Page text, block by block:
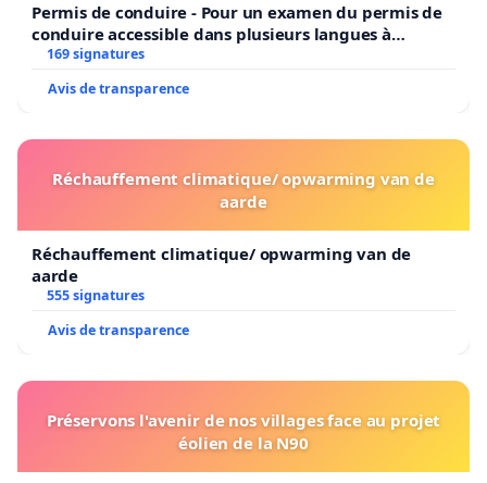
Permis de conduire - Pour un examen du permis de
conduire accessible dans plusieurs langues à
Bruxelles
169 signatures
Avis de transparence
Réchauffement climatique/ opwarming van de
aarde
Réchauffement climatique/ opwarming van de
aarde
555 signatures
Avis de transparence
Préservons l'avenir de nos villages face au projet
éolien de la N90